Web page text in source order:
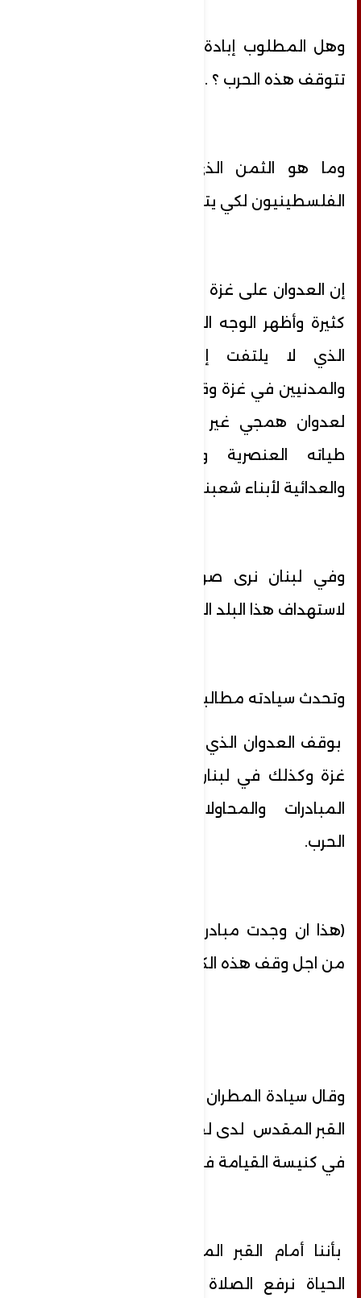
وهل المطلوب إبادة كل سكان غزة حتى
تتوقف هذه الحرب ؟ .
وما هو الثمن الذي يجب أن يدفعه
الفلسطينيون لكي يتوقف هذا العدوان ؟
إن العدوان على غزة أماط اللثام عن وجوه
كثيرة وأظهر الوجه المتوحش لهذا العالم
الذي لا يلتفت إلى معاناة الأبرياء
والمدنيين في غزة وقد تركوا لقمة سائغة
لعدوان همجي غير مسبوق يحمل في
طياته العنصرية والهمجية والدموية
والعدائية لأبناء شعبنا .
وفي لبنان نرى صوراً مؤلمة و محزنة
لاستهداف هذا البلد الجميل .
وتحدث سيادته مطالباً :
بوقف العدوان الذي يتعرض له أهلنا في
غزة وكذلك في لبنان ، ونتمنى أن تنجح
المبادرات والمحاولات الهادفة لوقف
الحرب.
(هذا ان وجدت مبادرات ومحاولات جدية )
من اجل وقف هذه الكارثة المروعة .
وقال سيادة المطران عطاالله حنا من أمام
القبر المقدس لدى لقاءه وفداً من الحجاج
في كنيسة القيامة في القدس القديمة :
بأننا أمام القبر المقدس الذي بزغ نور
الحياة نرفع الصلاة بحرارة من أجل أن